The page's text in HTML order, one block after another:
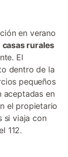
en verano
casas rurales
El
dentro de la
pequeños
aceptadas en
el propietario
si viaja con
112.